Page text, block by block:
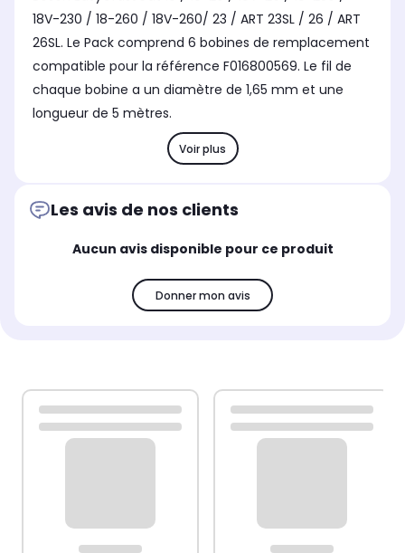
18V-230 / 18-260 / 18V-260/ 23 / ART 23SL / 26 / ART
26SL. Le Pack comprend 6 bobines de remplacement
compatible pour la référence F016800569. Le fil de
chaque bobine a un diamètre de 1,65 mm et une
longueur de 5 mètres.
Voir plus
Les avis de nos clients
Aucun avis disponible pour ce produit
Donner mon avis